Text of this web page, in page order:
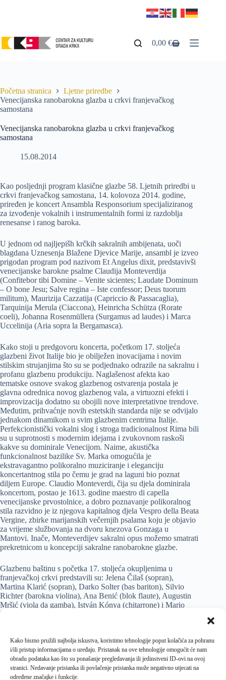
Kako bismo pružili najbolja iskustva, koristimo tehnologije poput kolačića za pohranu
i/ili pristup informacijama o uređaju. Pristanak na ove tehnologije omogućit će nam
obradu podataka kao što su ponašanje pregledavanja ili jedinstveni ID-ovi na ovoj
stranici. Nedavanje pristanka ili povlačenje pristanka može negativno utjecati na
određene značajke i funkcije.
0,00€
Početna stranica
Ljetne priredbe
Venecijanska ranobarokna glazba u crkvi franjevačkog
samostana
Venecijanska ranobarokna glazba u crkvi franjevačkog
samostana
15.08.2014
Kao posljednji program klasične glazbe 58. Ljetnih priredbi u
crkvi franjevačkog samostana, 14. kolovoza 2014. godine,
priređen je koncert Ansambla Responsorium specijaliziranog
za izvođenje vokalnih i instrumentalnih formi iz razdoblja
renesanse i ranog baroka.
U jednom od najljepišh krčkih sakralnih ambijenata, uoči
blagdana Uznesenja Blažene Djevice Marije, ansambl je izveo
prigodan program pod nazivom Et Angelus dixit, predstavivši
venecijanske barokne psalme Claudija Monteverdija
(Confitebor tibi Domine – Venite sicientes; Laudate Dominum
– O bone Jesu; Salve regina – Iste confessor; Deus tuorum
militum), Maurizija Cazzatija (Capriccio & Passacaglia),
Tarquinija Merula (Ciaccona), Heinricha Schütza (Rorate
coeli), Johanna Rosenmüllera (Surgamus ad laudes) i Marca
Uccelinija (Aria sopra la Bergamasca).
Kako stoji u predgovoru koncerta, početkom 17. stoljeća
glazbeni život Italije bio je obilježen inovacijama i novim
stilskim strujanjima što su se podjednako odrazile na sakralnu i
profanu glazbenu produkciju. Naglašenost afekta kao
tematske osnove svakog glazbenog ostvarenja postala je
glavna odrednica novog glazbenog vala, a virtuozni efekti i
improvizacija dodatno su obojili nove interpretativne trendove.
Međutim, prihvaćnje novih estetskih standarda nije se odvijalo
jednakom dinamikom u svim glazbenim centrima Italije.
Perfekcionistički vokalni slog i stroga tradicionalnost Rima bili
su u suprotnosti s modernim idejama i zvukovnom raskoši
kakve su dominirale Venecijom. Naime, akustička
funkcionalnost bazilike Sv. Marka omogućila je
ekstravagantno polikoralno muziciranje i eleganciju
koncertantnog stila po čemu je grad na laguni bio poznat
diljem Europe. Claudio Monteverdi, čija su djela dominirala
koncertom, postao je 1613. godine maestro di capella
venecijanske prvostolnice, a dobro poznavanje polikoralnog
stila razvidno je iz njegova kapitalnog djela Vespro della Beata
Vergine, zbirke marijanskih večernjih psalama koju je objavio
za vrijeme službovanja na dvoru knezova Gonzaga u
Mantovi. Inače, Monteverdijev sakralni opus možemo smatrati
prekretnicom u koncepciji sakralne ranobarokne glazbe.
Glazbenu baštinu s početka 17. stoljeća okupljenima u
franjevačkoj crkvi predstavili su: Jelena Čilaš (sopran),
Martina Klarić (sopran), Darko Solter (bas bariton), Silvio
Richter (barokna violina), Ana Benić (blok flaute), Augustin
Mršić (viola da gamba), István Kónya (chitarrone) i Mario
Penzar (čembalo). Čineći Ansambl Responsorium ovi vrsni
autentičnih glazbala te poštujući znanstveno utemeljene stilske
smjernice. U stalnoj potrazi za autentičnim zvucima i
doživljajima realizirali su niz uspješnih projekata, među
kojima su suvremene praizvedbe zbirki Ghirlanda odorifera
Gabriella Pulitija te Amorosi concetti 1612. i Canti spirituali